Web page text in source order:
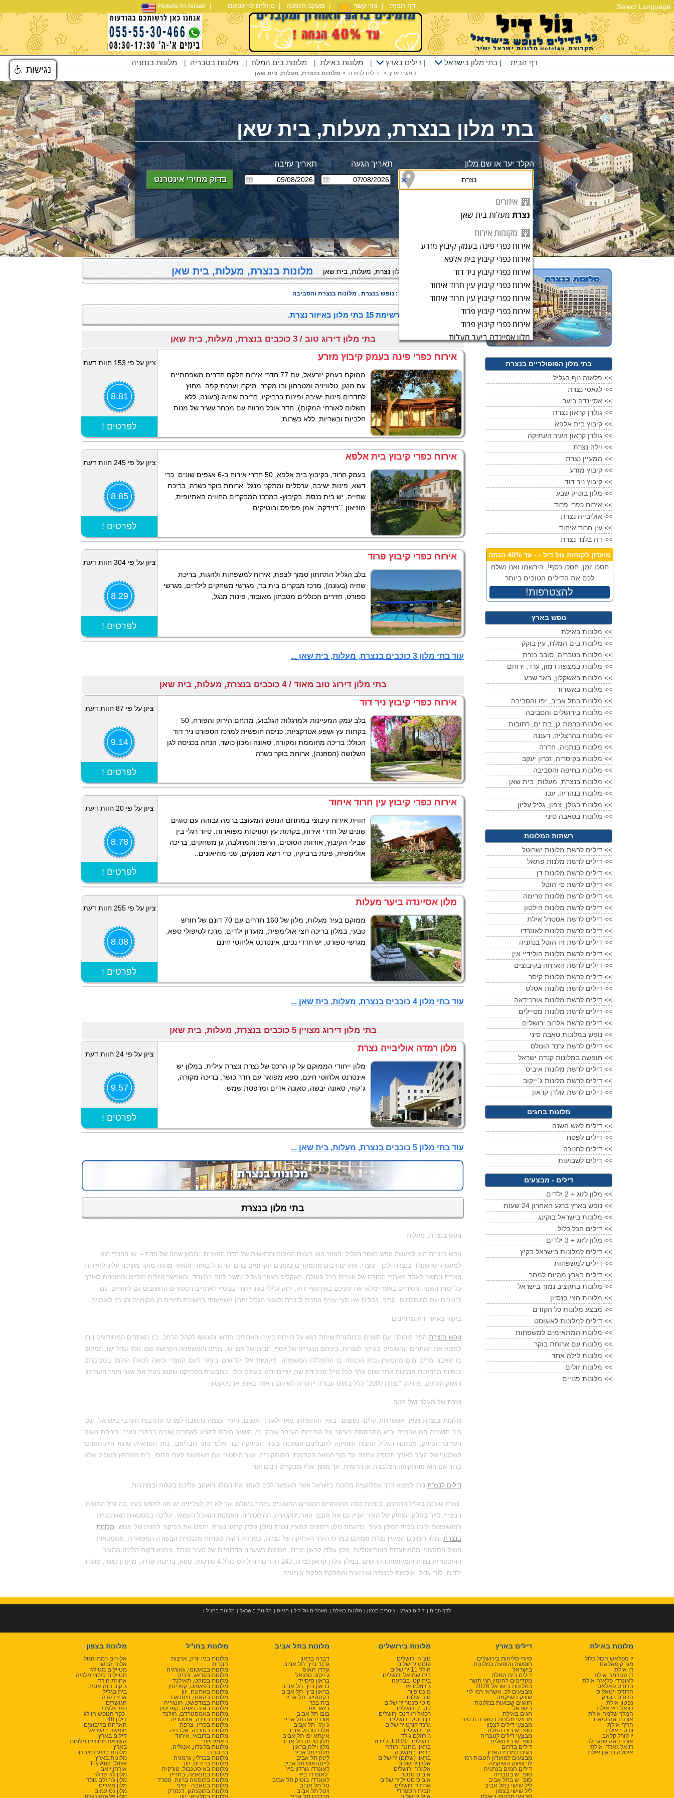
Hotels In Israel| טיולים לוייטנאם| מעקב הזמנה | צור קשר | דף הבית Select Language
מלונות בנתניה | מלונות בטבריה | מלונות בים המלח | מלונות באילת | דילים בארץ | בתי מלון בישראל | דף הבית
מלונות בנצרת, מעלות, בית שאן < דילים לנצרת < נופש בארץ
בתי מלון בנצרת, מעלות, בית שאן
הקלד יעד או שם מלון תאריך הגעה
תאריך עזיבה
בדוק מחירי אינטרנט
מחוייבים למחירים זולים
אצלינו המחירים כוללים מע"מ
מפה בתי מלון נצרת, מעלות, בית שאן מלונות בנצרת, מעלות, בית שאן
מלונות בערים בסביבה : נופש בנצרת , מלונות בנצרת והסביבה
בתי מלון בנצרת, רשימת 15 בתי מלון באיזור נצרת.
בתי מלון דירוג טוב / 3 כוכבים בנצרת, מעלות, בית שאן
ציון על פי 153 חוות דעת
8.81
הצג מפה
! לפרטים
אירוח כפרי פינה בעמק קיבוץ מזרע
ממוקם בעמק יזרעאל, עם 77 חדרי אירוח חלקם חדרים משפחתיים
עם מזגן, טלוויזיה ומטבחון ובו מקרר, מיקרו וערכת קפה. מחוץ
לחדרים פינות ישיבה ופינות ברביקיו, בריכת שחיה (בעונה, ללא
תשלום לאורחי המקום), חדר אוכל מרווח עם מבחר עשיר של מנות
חלביות ובשריות, ללא כשרות.
ציון על פי 245 חוות דעת
8.85
הצג מפה
! לפרטים
אירוח כפרי קיבוץ בית אלפא
בעמק חרוד, בקיבוץ בית אלפא, 50 חדרי אירוח ב-6 אגפים שונים. כרי
דשא, פינות ישיבה, ערסלים ומתקני מנגל. ארוחת בוקר כשרה, בריכת
שחייה, יש בית כנסת. בקיבוץ- במרכז המבקרים החוויה האתיופית,
מוזיאון ``דוידקה, אמן פסיפס ובוטיקים..
ציון על פי 304 חוות דעת
8.29
הצג מפה
! לפרטים
אירוח כפרי קיבוץ פרוד
בלב הגליל התחתון סמוך לצפת, אירוח למשפחות ולזוגות, בריכת
שחיה (בעונה), מרכז מבקרים בית בד, מגרשי משחקים לילדים, מגרשי
ספורט, חדרים הכוללים מטבחון מאובזר, פינות מנגל,
עוד בתי מלון 3 כוכבים בנצרת, מעלות, בית שאן ...
בתי מלון דירוג טוב מאוד / 4 כוכבים בנצרת, מעלות, בית שאן
ציון על פי 87 חוות דעת
9.14
הצג מפה
! לפרטים
אירוח כפרי קיבוץ ניר דוד
בלב עמק המעיינות ולמרגלות הגלבוע, מתחם הירוק והפורח, 50
בקתות עץ ושפע אטרקציות, כניסה חופשית למרכז הספורט ניר דוד
הכולל: בריכה מחוממת ומקורה, סאונה ומכון כושר, הנחה בכניסה לגן
השלושה (הסחנה), ארוחת בוקר כשרה
ציון על פי 20 חוות דעת
8.78
הצג מפה
! לפרטים
אירוח כפרי קיבוץ עין חרוד איחוד
חווית אירוח קיבוצי במתחם הנופש המעוצב ברמה גבוהה עם סוגים
שונים של חדרי אירוח, בקתות עץ וסוויטות מפוארות. סיור רגלי בין
שבילי הקיבוץ, אורוות הסוסים, הרפת והמחלבה, גן משחקים, בריכה
אולימפית, פינת ברביקיו, כרי דשא מפנקים, שני מוזיאונים..
ציון על פי 255 חוות דעת
8.08
הצג מפה
! לפרטים
מלון אסיינדה ביער מעלות
ממוקם בעיר מעלות, מלון של 160 חדרים עם 70 דונם של חורש
טבעי, במלון בריכה חצי אולימפית, מועדון ילדים, מרכז לטיפולי ספא,
מגרשי ספורט, יש חדרי נכים, אינטרנט אלחוטי חינם
עוד בתי מלון 4 כוכבים בנצרת, מעלות, בית שאן ...
בתי מלון דירוג מצויין 5 כוכבים בנצרת, מעלות, בית שאן
ציון על פי 24 חוות דעת
9.57
הצג מפה
! לפרטים
מלון רמדה אוליבייה נצרת
מלון ייחודי הממוקם על קו הרכס של נצרת ונצרת עילית. במלון יש
אינטרנט אלחוטי חינם, ספא מפואר עם חדר כושר, בריכה מקורה,
ג`קוזי, סאונה יבשה, סאונה אדים ומרפסת שמש
עוד בתי מלון 5 כוכבים בנצרת, מעלות, בית שאן ...
בתי מלון בנצרת
נופש בנצרת, מעלות
נופש בנצרת הוא למעשה נופש באזור הגליל. האזור הוא בעצם המקום והראשית של הדת הנוצרים, ומכאן שמה של הדת – ישו הנוצרי הוא
למעשה ישו שנולד בנצרת ולכן – נוצרי. אתרים רבים מתמקדים בזמנים הקדומים בהם ישו גדל באזור, והאזור מהווה מוקד משיכה עליון לתיירות
נוצרית ונחשב לאחד מאתרי החובה של נוצרים בכל העולם. האקלים באזור הגליל נחשב לנוח במיוחד, ומאפשר טיולים רגליים וממוכנים לאורך
כל ימות השנה. הסיורים באזור ימלאו את עיניכם באין סוף ירוק, ירוק גלילי בגוון ייחודי בנוסף לאתרים הסטורים החשובים גם ליהודים, גם
לנוצרים וגם למוסלמים. הרים, נחלים ואין סוף עצים נותנים לנצרת ולאזור הגליל יתרון משמעותי במשיכת תיירים הן מקומיים והן בין לאומיים.
ביקור באתרי דת מרהיבים
נופש בנצרת הפך פופולרי עם השנים ובמסגרת שימת דגש על תיירות בעיר, האתרים חודשו והונגשו לקהל הרחב. בין האתרים המחודשים ניתן
למצוא את האתרים החשובים בעיקר לנצרות, ביניהם הנגרייה של יוסף, הבית של אם ישו, מרים והמשפחה הקדושה שבו נולד וגדל ישו, המקום
בו שאבה מרים מים מהמעיין ובית הכנסת בו התפללה המשפחה. מקומות אלו קדושים ביותר לעם הנוצרי וכיאה לכאלו הוקמו בסביבתם
כנסיות מרהיבות המהוות אתר שווה ערך לכל טייל מכל דת שכן יופיים ידוע בעולם כולו. במסגרת הפרויקט שקמו בעיר את אזור העיר העתיקה
והשוק העתיק. פרויקט "נצרת 2000" כלל בתוכו עבודה ייחודית לשיקום האזור באופן ארכיטקטוני.
נצרת של מעלה ושל מטה
מלונות בנצרת ושאר אפשרויות הלינה נפוצים בעיר והתפתחו מאד לאורך השנים. העיר עצמה נחשבת למרכז התרבות הערבי בישראל, שכן
רוב תושביה הם ערביים והיא מתבססת בעיקר על התיירות הענפה שבה. בין השאר תוכלו להגיע לאתרים שונים ברחבי העיר, ביניהם השוק
העירוני העתיק, מטחנת הגליל החנות הוותיקה לתבלינים השוכנת בעיר העתיקה ובה אלפי סוגי תבלינים, בית הסראייה שהוא היה המרכז
השלטוני של העיר לאורך תקופה ארוכה עד סוף המאה הקודמת, המוסקוביה, אזור היסטורי עם משמעות לעם הרוסי, בית המרחץ העתיק שלא
ברור אם הוא מהתקופה הצלבנית או הרומית, אך מושך אליו מבקרים רבים ועוד.
דילים לנצרת ניתן למצוא דרך אפליקציה מלונות בישראל אשר תאפשר לכם לאתר את המלון האהוב עליכם בקלות ובמהירות.
נצרת שוכנת בגליל התחתון. בנצרת כמה מהאתרים הנוצרים החשובים ביותר בעולם. אך לא רק לצליינים יש מה לחפש בעיר בה גדל המשיח
הנוצרי. סיור בחלק העתיק של העיר יעניין גם את חובבי הארכיטקטורה, ההיסטוריה, האמנות והאוכל העממי. הליכה בסמטאות האותנטיות
והמשופצות ולינה בבתי המלון בעיר, כדוגמת מלון רימונים המעיין נצרת ומלון גולדן קראון נצרת, יהפכו את הביקור לחוויה של ממש. מלונות
בנצרת: מלון רימונים המעיין נצרת ממוקם במרכז העיר העתיקה של נצרת, במרחק דקות ספורות מכנסיית הבשורה המפוארת, מסמטאות
השוק הססגוני ומהמסעדות האוריינטליות. מלון גולדן קראון נצרת, ממוקם בשעריה הדרומיים של העיר נצרת, ונמצא דקות הליכה מהעיר
ההיסטורית נצרת והמקומות הקדושים. במלון גולדן קראון נצרת, 243 חדרים דה-לוקס כולל 4 סוויטות, ספא, בריכות שחיה, מועדון כושר, מועדון
ילדים, לובי גדול, אולמות לכנסים ואירועים ומחלקת הפקת אירועים
בתי מלון הפופולריים בנצרת
פלאזה נוף הגליל <<
לגאסי נצרת <<
אסיינדה ביער <<
גולדן קראון נצרת <<
קיבוץ בית אלפא <<
גולדן קראון העיר העתיקה <<
וילה נצרת <<
המעיין נצרת <<
קיבוץ מזרע <<
קיבוץ ניר דוד <<
מלון בוטיק שבע <<
אירוח כפרי פרוד <<
אוליבייה נצרת <<
עין חרוד איחוד <<
דה בלנד נצרת <<
מועדון לקוחות גול דיל - - עד 40% הנחה
חסכו זמן, חסכו כסף!, הירשמו ואנו נשלח
לכם את הדילים הטובים ביותר
!להצטרפות
נופש בארץ
מלונות באילת <<
מלונות בים המלח, עין בוקק <<
מלונות בטבריה, סובב כנרת <<
מלונות במצפה רמון, ערד, ירוחם <<
מלונות באשקלון, באר שבע <<
מלונות באשדוד <<
מלונות בתל אביב, יפו והסביבה <<
מלונות בירושלים והסביבה <<
מלונות ברמת גן, בת ים, רחובות <<
מלונות בהרצליה, רעננה <<
מלונות בנתניה, חדרה <<
מלונות בקיסריה, זכרון יעקב <<
מלונות בחיפה והסביבה <<
מלונות בנצרת, מעלות, בית שאן <<
מלונות בנהריה, עכו <<
מלונות בגולן, צפון, גליל עליון <<
מלונות בטאבה סיני <<
רשתות המלונות
דילים לרשת מלונות ישרוטל <<
דילים לרשת מלנות פתאל <<
דילים לרשת מלונות דן <<
דילים לרשת סי הוטל <<
דילים לרשת מלונות פרימה <<
דילים לרשת מלונות הילטון <<
דילים לרשת אסטרל אילת <<
דילים לרשת מלונות לאונרדו <<
דילים לרשת זיו הוטל בנתניה <<
דילים לרשת מלונות הולידיי אין <<
דילים לרשת הארחה בקיבוצים <<
דילים לרשת מלונות קיסר <<
דילים לרשת מלונות אטלס <<
דילים לרשת מלונות אורכידאה <<
דילים לרשת מלונות מטיילים <<
דילים לרשת אלרוב ירושלים <<
נופש במלונות טאבה סיני <<
דילים לרשת גרנד הוטלס <<
חופשה במלונות קנדה ישראל <<
דילים לרשת מלונות איביס <<
דילים לרשת מלונות ג`ייקוב <<
דילים לרשת גולדן קראון <<
מלונות בחגים
דילים לאש השנה <<
דילים לפסח <<
דילים לחנוכה <<
דילים לשבועות <<
דילים - מבצעים
מלון לזוג + 2 ילדים <<
נופש בארץ ברגע האחרון 24 שעות <<
מלונות בישראל בוקינג <<
דילים הכל כלול <<
מלון לזוג + 3 ילדים <<
דילים למלונות בישראל בקיץ <<
דילים למשפחות <<
דילים בארץ מהיום למחר <<
מלונות בתקציב נמוך בישראל <<
מלונות חצי פנסיון <<
מבצע מלונות כל הקודם <<
דילים למלונות לאוגוסט <<
מלונות המתאימים למשפחות <<
מלונות עם ארוחת בוקר <<
מלונות לילה אחד <<
מלונות זולים <<
מלונות פנויים <<
לדף הבית | דילים בארץ | צימרים בצפון | מלונות באילת | מאמרים גול דיל | תגיות | מלונות בישראל | מלונות בחו"ל |
מלונות באילת
יו ספלאש הכול כלול
מגי`ק פאלאס
דן אילת
דן פנורמה אילת
לאונרדו פלאזה אילת
הרודס פאלאס
הרודס ויטאליס
הרודס בוטיק
נפטון אילת
רויאל ביץ אילת
המלך שלמה אילת
אורכידאה סיאם
הריף אילת
וורט באילת
יו קורל קלאב
אורכידאה שנגרילה
רויאל גארדן אילת
איסלה בראון אילת
דילים בארץ
סיורי סליחות בירושלים
חופשה והופעה במלונות
בישראל
דילים בים המלח
מקדימים להזמין חגי תשרי
במלונות בישראל 2026
מבצעים לכ. אשראי רמי לוי
שיווק השיקמה
חוגגים שבועות במלונות
בישראל
חגים באילת
מבצעי מלונות בטאבה ובסיני
מבצעי דילים לצפון
סופ``ש בים המלח
מבצעי דילים לטבריה
סופ``ש בירושלים
דילים בדרום
חגים במרכז הארץ
מבצעים למועדון הטבות רמי
לוי שיווק השיקמה
דילים חמים בנתניה
סופ``ש בטבריה
סופ``ש בתל אביב
ליל שישי בתל אביב
ליל שישי בצפון
מבצעי מלונות באילת
מלונות בירושלים
נוֹצֶ`ה ירושלים
פוסט ירושלים
הילל 11 ירושלים
בית שמואל ירושלים
בית קטן בבקעה
ג`רוזלם אין
מונטיפיורי
נווה שלום
סיטי סנטר ירושלים
קוק 7 ירושלים
רפאל רזידנס ירושלים
דן בוטיק ירושלים
גרנד קורט ירושלים
גני ירושלים
ג`רוזלם גולד
ג`יירוז JROSE ירושלים
בראון מחנה יהודה
בראון במושבה
בראון (שלום) ירושלים
אלדן ירושלים
אלגרה ירושלים
איביס סנטר
איביס סטייל ירושלים
ארתור ירושלים
הבית הספרדי
אייל ירושלים
מלונות בתל אביב
דברה בראון
גרנד ביץ` תל אביב
גולדן האוס
ג`ייקוב סמואל
בראון סיסייד
בראון ביץ` תל אביב
בראון ביץ` תל אביב
בקסטייג` תל אביב
בית בכר
בזאר יפו
בובו תל אביב
אורכידאה תל אביב
ג`ורג` תל אביב
אלברטו תל אביב
אינתא יפו תל אביב
מלון סי נט תל אביב
מלון וילה בראון
מלודי תל אביב
לינק תל אביב
לייטהאוס תל אביב
לאונרדו גורדון ביץ
לאונרדו ביץ`
לאונרדו בוטיק תל אביב
טל תל אביב
ויטל תל אביב
הרברט תל אביב
מלונות בחו"ל
מלונות בניו יורק, ארצות
הברית
מלונות בבאטומי, גאורגיה
מלונות בפראג, צ'כיה
מלונות בפוקט, תאילנד
מלונות בפאפוס, קפריסין
מלונות באתונה, יוון
מלונות בהאנוי, וייטנאם
מלונות בבודפשט, הונגריה
מלונות באיה נאפה, קפריסין
מלונות באמסטרדם, הולנד
מלונות בווינה, אוסטריה
מלונות בפריז, צרפת
מלונות בטירנה, אלבניה
מלונות בדובאי, איחוד
האמירויות
מלונות בלונדון, אנגליה,
בריטניה
מלונות בברלין, גרמניה
מלונות ברודוס, יוון
מלונות באיסטנבול, טורקיה
מלונות במנאמה, בחריין
מלונות בקוסטה ברווה, ספרד
מלונות בטאבה - סיני
מלונות בקופנהגן, דנמרק
מלונות בסלוניקי, יוון
מלונות בצפון
אל-רום רמת-הגולן
אלוני הבשן
מטיילים מטולה
מטיילים קיבוץ מלכיה
אחוזת הירדן
ג`קוב נווה אטיב
בית בגליל
ארץ דפנה
הגושרים
כפר גלעדי
כפר הנופש הוילג`
דילון 48
הארחה בקיבוצים
חופשה בישראל
דילים בארץ
השוואת מחירים מלונות
בארץ
מלונות ברגע האחרון
מלונות בארץ
Fly And Drive
אורחן יואב
מלון לה פרלה
מלון ג'רוזלם גולד
מלון מאריס
מלון נס עמים
מלון פלאזה נצרת
נגישות
נגישות
איזורים
נצרתמעלות בית שאן
מקומות אירוח
אירוח כפרי פינה בעמק קיבוץ מזרע
אירוח כפרי קיבוץ בית אלפא
אירוח כפרי קיבוץ ניר דוד
אירוח כפרי קיבוץ עין חרוד איחוד
אירוח כפרי קיבוץ עין חרוד איחוד
אירוח כפרי קיבוץ פרוד
אירוח כפרי קיבוץ פרוד
מלון אסיינדה ביער מעלות
מלון בוטיק שבע על הר הגלבוע
מלון פלאזה נוף הגליל
מלון פלאזה נוף הגליל
מלון גולדן קראון העיר העתיקהנצרת
נצרת
מלון המעייןנצרת
מלון וילהנצרת
מלון לגאסינצרת
מלון רמדה אוליבייה נצרת